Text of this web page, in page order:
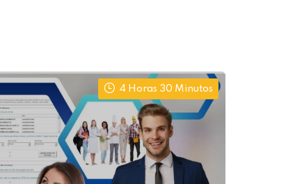
4 Horas 30 Minutos